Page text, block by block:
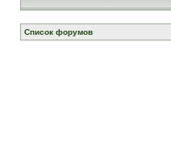
Список форумов